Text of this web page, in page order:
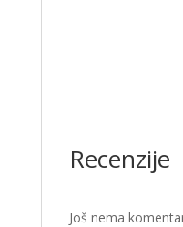
Recenzije
Još nema